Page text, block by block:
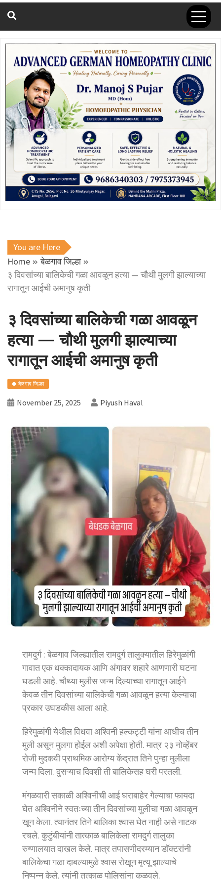
You are Here
Home
बेळगाव जिल्हा
३ दिवसांच्या बालिकेची गळा आवळून हत्या — चौथी मुलगी झाल्याच्या
रागातून आईची अमानुष कृती
३ दिवसांच्या बालिकेची गळा आवळून
हत्या — चौथी मुलगी झाल्याच्या
रागातून आईची अमानुष कृती
बेळगाव जिल्हा
November 25, 2025 Piyush Haval
रामदुर्ग : बेळगाव जिल्ह्यातील रामदुर्ग तालुक्यातील हिरेमुळांगी
गावात एक धक्कादायक आणि अंगावर शहारे आणणारी घटना
घडली आहे. चौथ्या मुलीस जन्म दिल्याच्या रागातून आईने
केवळ तीन दिवसांच्या बालिकेची गळा आवळून हत्या केल्याचा
प्रकार उघडकीस आला आहे.
हिरेमुळांगी येथील विधवा अश्विनी हल्कट्टी यांना आधीच तीन
मुली असून मुलगा होईल अशी अपेक्षा होती. मात्र २३ नोव्हेंबर
रोजी मुदकवी प्राथमिक आरोग्य केंद्रात तिने पुन्हा मुलीला
जन्म दिला. दुसऱ्याच दिवशी ती बालिकेसह घरी परतली.
मंगळवारी सकाळी अश्विनीची आई घराबाहेर गेल्याचा फायदा
घेत अश्विनीने स्वतःच्या तीन दिवसांच्या मुलीचा गळा आवळून
खून केला. त्यानंतर तिने बालिका श्वास घेत नाही असे नाटक
रचले. कुटुंबीयांनी तात्काळ बालिकेला रामदुर्ग तालुका
रुग्णालयात दाखल केले. मात्र तपासणीदरम्यान डॉक्टरांनी
बालिकेचा गळा दाबल्यामुळे श्वास रोखून मृत्यू झाल्याचे
निष्पन्न केले. त्यांनी तत्काळ पोलिसांना कळवले.